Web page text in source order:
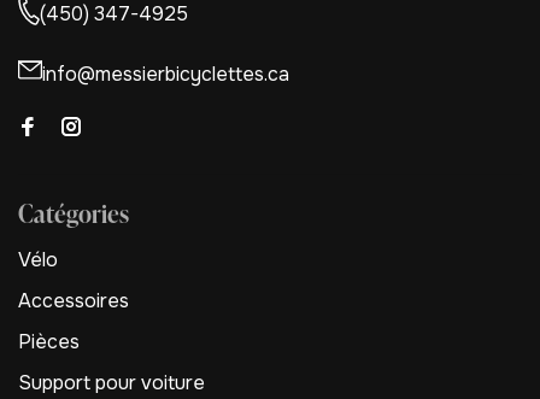
(450) 347-4925
info@messierbicyclettes.ca
Catégories
Vélo
Accessoires
Pièces
Support pour voiture